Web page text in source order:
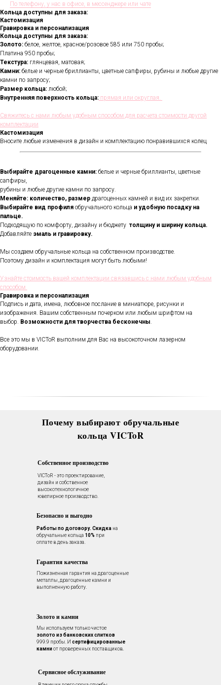
По телефону, у нас в офисе, в мессенджере или чате
Кольца доступны для заказа:
Кастомизация
Гравировка и персонализация
Кольца доступны для заказа:
Золото: белое, желтое, красное/розовое 585 или 750 пробы;
Платина 950 пробы;
Текстура: глянцевая, матовая;
Камни: белые и черные бриллианты, цветные сапфиры, рубины и любые другие
камни по запросу;
Размер кольца: любой;
Внутренняя поверхность кольца: прямая или округлая.
Свяжитесь с нами любым удобным способом для расчета стоимости другой
комплектации
Кастомизация
Вносите любые изменения в дизайн и комплектацию понравившихся колец
Выбирайте драгоценные камни: белые и черные бриллианты, цветные
сапфиры,
рубины и любые другие камни по запросу.
Меняйте: количество, размер драгоценных камней и вид их закрепки.
Выбирайте вид профиля обручального кольца и удобную посадку на
пальце.
Подходящую по комфорту, дизайну и бюджету толщину и ширину кольца.
Добавляйте эмаль и гравировку.
Мы создаем обручальные кольца на собственном производстве.
Поэтому дизайн и комплектация могут быть любыми!
Узнайте стоимость вашей комплектации связавшись с нами любым удобным
способом
Гравировка и персонализация
Подпись и дата, имена, любовное послание в миниатюре, рисунки и
изображения. Вашим собственным почерком или любым шрифтом на
выбор. Возможности для творчества бесконечны.
Все это мы в VICToR выполним для Вас на высокоточном лазерном
оборудовании.
VICToR - это проектирование,
дизайн и собственное
высокотехнологичное
ювелирное производство.
Работы по договору. Скидка на
обручальные кольца 10% при
оплате в день заказа.
Мы используем только чистое
золото из банковских слитков
999.9 пробы. И сертифицированные
камниот проверенных поставщиков.
Собственное производство
Безопасно и выгодно
Золото и камни
Гарантия качества
Пожизненная гарантия на драгоценные
металлы, драгоценные камни и
выполненную работу.
Сервисное обслуживание
Почему выбирают обручальные
кольца VICToR
В течении всего срока службы
обручальных колец, мы будем
чистка, полировка, изменение